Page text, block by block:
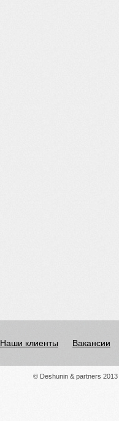
Наши клиенты Вакансии
© Deshunin & partners 2013